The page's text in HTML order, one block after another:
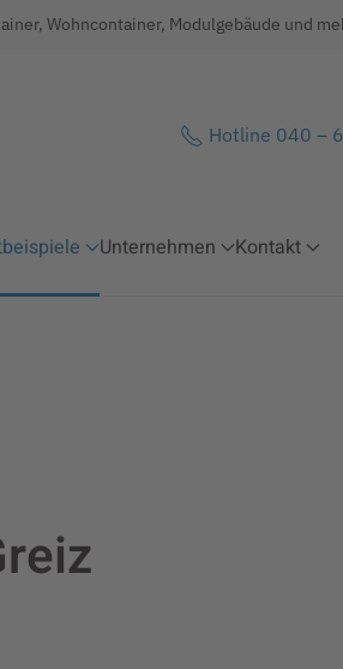
Wohncontainer, Modulgebäude und
Hotline 040 –
Unternehmen Kontakt